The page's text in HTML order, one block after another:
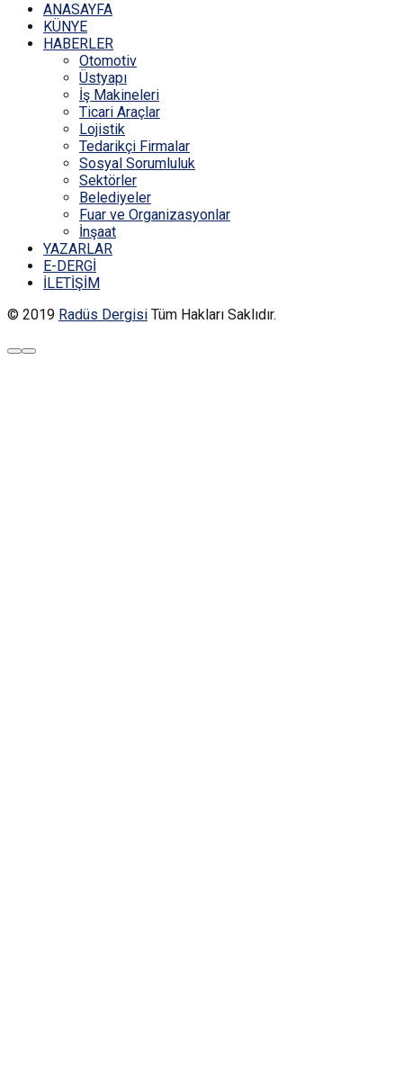
ANASAYFA
KÜNYE
HABERLER
Otomotiv
Üstyapı
İş Makineleri
Ticari Araçlar
Lojistik
Tedarikçi Firmalar
Sosyal Sorumluluk
Sektörler
Belediyeler
Fuar ve Organizasyonlar
İnşaat
YAZARLAR
E-DERGİ
İLETİŞİM
© 2019 Radüs Dergisi Tüm Hakları Saklıdır.